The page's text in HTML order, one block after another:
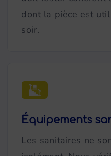
dont la pièce est
soir.
Équipements
Les sanitaires ne